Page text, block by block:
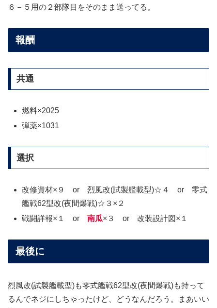
６－５用の２部隊目をそのまま送ってる。
報酬
共通
燃料×2025
弾薬×1031
選択
改修資材×９ or 烈風改(試製艦載型)☆４ or 零式
艦戦62型改(夜間爆戦)☆３×２
戦闘詳報×１ or南瓜×３ or 改装設計図×１
最後に
烈風改(試製艦載型)も零式艦戦62型改(夜間爆戦)も持って
るんでネジにしちゃったけど、どうなんだろう。まあいい